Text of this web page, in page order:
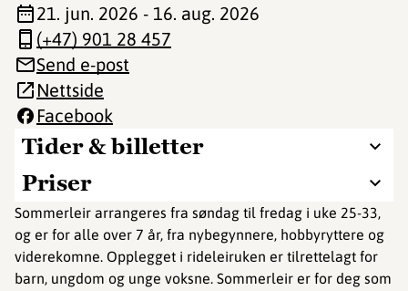
Tider & billetter
Priser
Sommerleir arrangeres fra søndag til fredag i uke 25-33,
og er for alle over 7 år, fra nybegynnere, hobbyryttere og
viderekomne. Opplegget i rideleiruken er tilrettelagt for
barn, ungdom og unge voksne. Sommerleir er for deg som
21. jun. 2026 - 16. aug. 2026
(+47) 901 28 457
Send e-post
Nettside
Facebook